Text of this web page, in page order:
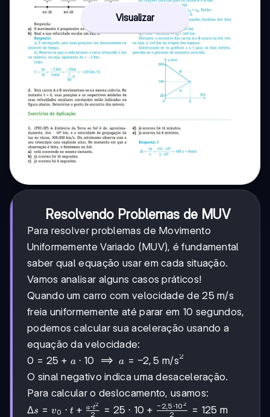
Visualizar
Resolvendo Problemas de MUV
Para resolver problemas de Movimento
Uniformemente Variado (MUV), é fundamental
saber qual equação usar em cada situação.
Vamos analisar alguns casos práticos!
Quando um carro com velocidade de 25 m/s
freia uniformemente até parar em 10 segundos,
podemos calcular sua aceleração usando a
equação da velocidade:
0 = 25
+ a
\cdot
10
\implies
0 = 25 + a ⋅ 10 ⟹ a = −2, 5 m/s2
O sinal negativo indica uma desaceleração.
Para calcular o deslocamento, usamos:
\Delta s
Δs = v0 ⋅ t + 2
a⋅t2 = 25 ⋅ 10 + 2
−2,5 ⋅10 2 = 125 m